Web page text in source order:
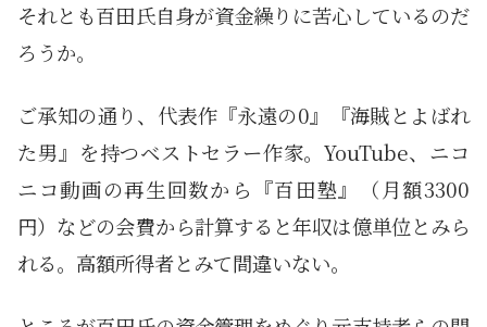
それとも百田氏自身が資金繰りに苦心しているのだ
ろうか。
ご承知の通り、代表作『永遠の0』『海賊とよばれ
た男』を持つベストセラー作家。YouTube、ニコ
ニコ動画の再生回数から『百田塾』（月額3300
円）などの会費から計算すると年収は億単位とみら
れる。高額所得者とみて間違いない。